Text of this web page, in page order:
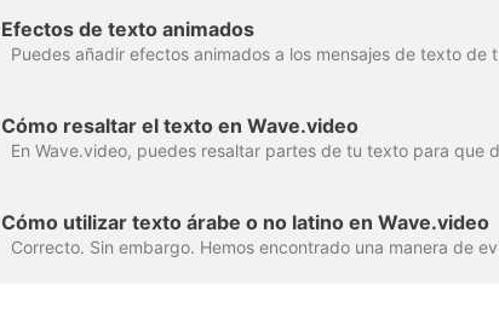
Efectos de texto animados
Cómo resaltar el texto en Wave.video
Cómo utilizar texto árabe o no latino en Wave.video